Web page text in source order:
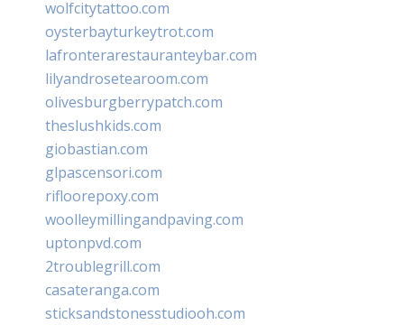
wolfcitytattoo.com
oysterbayturkeytrot.com
lafronterarestauranteybar.com
lilyandrosetearoom.com
olivesburgberrypatch.com
theslushkids.com
giobastian.com
glpascensori.com
rifloorepoxy.com
woolleymillingandpaving.com
uptonpvd.com
2troublegrill.com
casateranga.com
sticksandstonesstudiooh.com